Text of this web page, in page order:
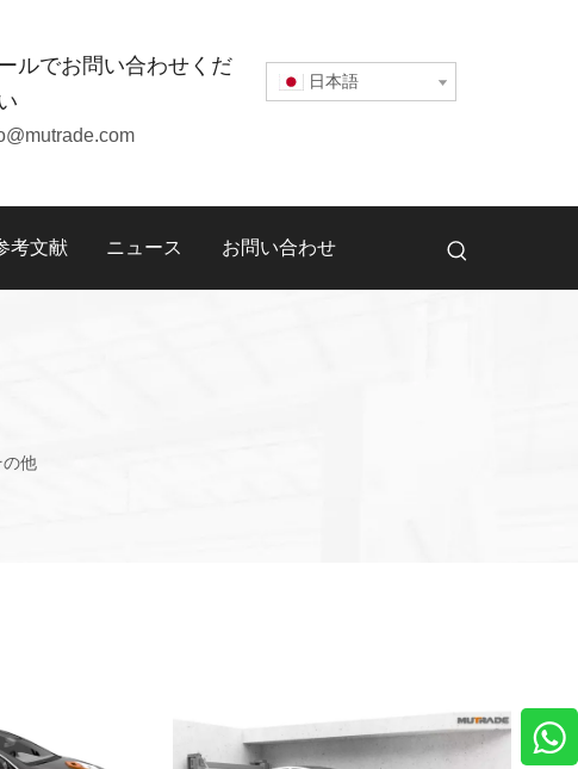
ルでお問い合わせくだ
日本語
考文献 ニュース お問い合わせ
の他